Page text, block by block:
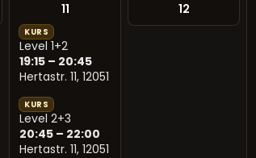
11
KURS
Level 1+2
19:15 – 20:45
Hertastr. 11, 12051
KURS
Level 2+3
20:45 – 22:00
Hertastr. 11, 12051
12